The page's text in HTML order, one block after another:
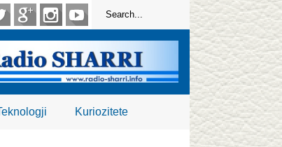
Kuriozitete